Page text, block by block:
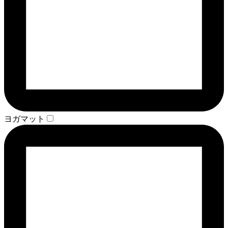
ヨガマット